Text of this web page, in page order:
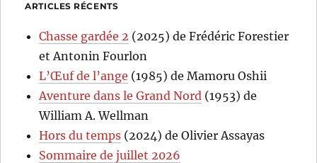
ARTICLES RÉCENTS
Chasse gardée 2 (2025) de Frédéric Forestier
et Antonin Fourlon
L’Œuf de l’ange (1985) de Mamoru Oshii
Aventure dans le Grand Nord (1953) de
William A. Wellman
Hors du temps (2024) de Olivier Assayas
Sommaire de juillet 2026